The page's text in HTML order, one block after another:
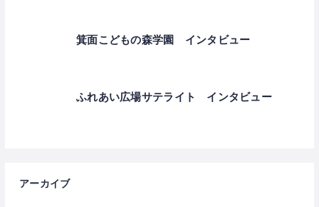
箕面こどもの森学園 インタビュー
ふれあい広場サテライト インタビュー
アーカイブ